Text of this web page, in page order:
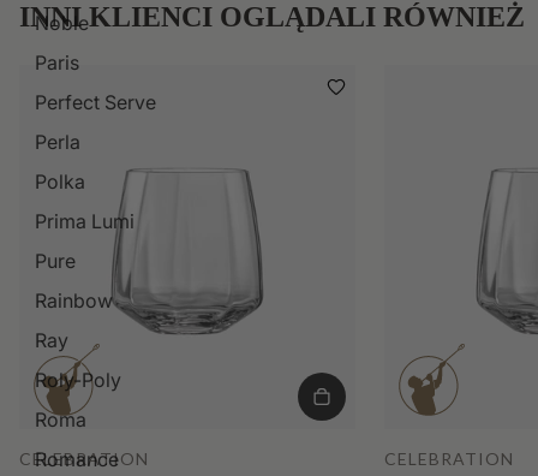
Noble
Paris
Perfect Serve
Perla
Polka
Prima Lumi
Pure
Rainbow
Ray
Roly-Poly
Roma
Romance
INNI KLIENCI OGLĄDALI RÓWNIEŻ
CELEBRATION CELEBRATION